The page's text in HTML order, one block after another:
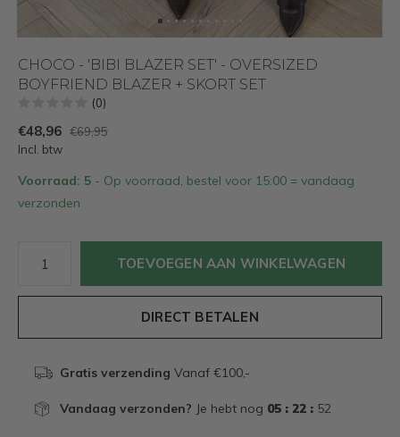
CHOCO - 'BIBI BLAZER SET' - OVERSIZED
BOYFRIEND BLAZER + SKORT SET
(0)
€48,96 €69,95
Incl. btw
Voorraad: 5 - Op voorraad, bestel voor 15:00 = vandaag
verzonden
TOEVOEGEN AAN WINKELWAGEN
DIRECT BETALEN
Gratis verzending Vanaf €100,-
Vandaag verzonden? Je hebt nog 05 : 22 : 52